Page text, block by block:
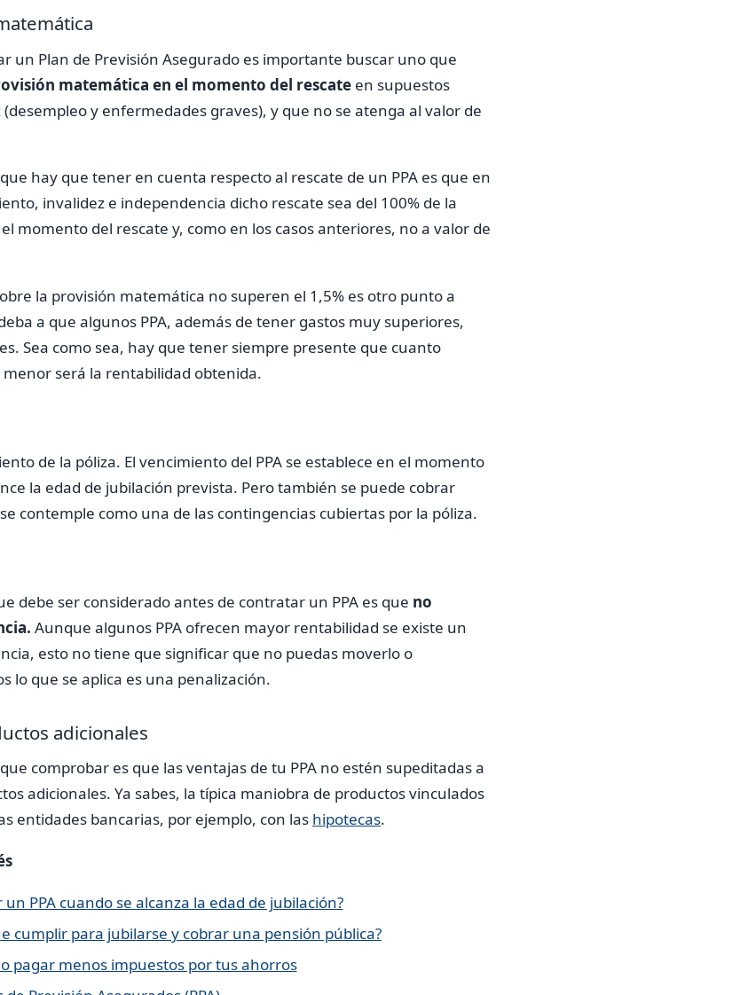
un Plan de Previsión Asegurado es importante buscar uno que
matemática en el momento del rescate en supuestos
y enfermedades graves), y que no se atenga al valor de
hay que tener en cuenta respecto al rescate de un PPA es que en
invalidez e independencia dicho rescate sea del 100% de la
momento del rescate y, como en los casos anteriores, no a valor de
la provisión matemática no superen el 1,5% es otro punto a
a que algunos PPA, además de tener gastos muy superiores,
Sea como sea, hay que tener siempre presente que cuanto
será la rentabilidad obtenida.
de la póliza. El vencimiento del PPA se establece en el momento
la edad de jubilación prevista. Pero también se puede cobrar
contemple como una de las contingencias cubiertas por la póliza.
debe ser considerado antes de contratar un PPA es que no
Aunque algunos PPA ofrecen mayor rentabilidad se existe un
esto no tiene que significar que no puedas moverlo o
lo que se aplica es una penalización.
adicionales
comprobar es que las ventajas de tu PPA no estén supeditadas a
adicionales. Ya sabes, la típica maniobra de productos vinculados
entidades bancarias, por ejemplo, con las hipotecas.
PPA cuando se alcanza la edad de jubilación?
cumplir para jubilarse y cobrar una pensión pública?
pagar menos impuestos por tus ahorros